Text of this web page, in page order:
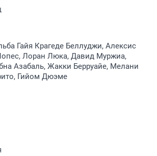
Гайя Крагеде Беллуджи, Алексис
Лоран Люка, Давид Муржиа,
Азабаль, Жакки Берруайе, Мелани
Гийом Дюэме